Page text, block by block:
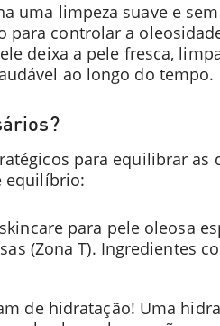
uma limpeza suave e
para controlar a
deixa a pele fresca,
ao longo do tempo.
para equilibrar as
equilíbrio:
para pele oleosa
(Zona T). Ingredientes
de hidratação! Uma